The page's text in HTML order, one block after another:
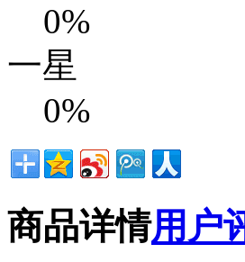
0%
一星
0%
商品详情用户